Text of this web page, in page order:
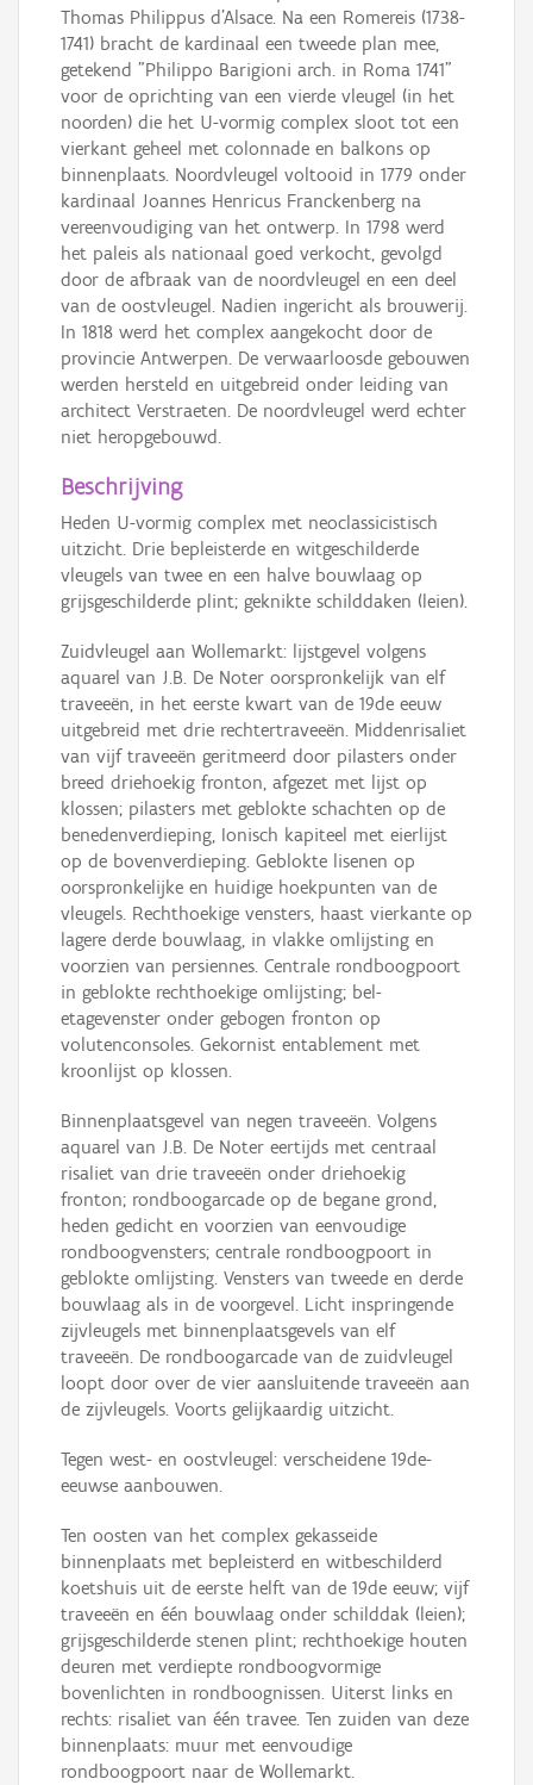
Thomas Philippus d'Alsace. Na een Romereis (1738-
1741) bracht de kardinaal een tweede plan mee,
getekend "Philippo Barigioni arch. in Roma 1741"
voor de oprichting van een vierde vleugel (in het
noorden) die het U-vormig complex sloot tot een
vierkant geheel met colonnade en balkons op
binnenplaats. Noordvleugel voltooid in 1779 onder
kardinaal Joannes Henricus Franckenberg na
vereenvoudiging van het ontwerp. In 1798 werd
het paleis als nationaal goed verkocht, gevolgd
door de afbraak van de noordvleugel en een deel
van de oostvleugel. Nadien ingericht als brouwerij.
In 1818 werd het complex aangekocht door de
provincie Antwerpen. De verwaarloosde gebouwen
werden hersteld en uitgebreid onder leiding van
architect Verstraeten. De noordvleugel werd echter
niet heropgebouwd.
Beschrijving
Heden U-vormig complex met neoclassicistisch
uitzicht. Drie bepleisterde en witgeschilderde
vleugels van twee en een halve bouwlaag op
grijsgeschilderde plint; geknikte schilddaken (leien).
Zuidvleugel aan Wollemarkt: lijstgevel volgens
aquarel van J.B. De Noter oorspronkelijk van elf
traveeën, in het eerste kwart van de 19de eeuw
uitgebreid met drie rechtertraveeën. Middenrisaliet
van vijf traveeën geritmeerd door pilasters onder
breed driehoekig fronton, afgezet met lijst op
klossen; pilasters met geblokte schachten op de
benedenverdieping, Ionisch kapiteel met eierlijst
op de bovenverdieping. Geblokte lisenen op
oorspronkelijke en huidige hoekpunten van de
vleugels. Rechthoekige vensters, haast vierkante op
lagere derde bouwlaag, in vlakke omlijsting en
voorzien van persiennes. Centrale rondboogpoort
in geblokte rechthoekige omlijsting; bel-
etagevenster onder gebogen fronton op
volutenconsoles. Gekornist entablement met
kroonlijst op klossen.
Binnenplaatsgevel van negen traveeën. Volgens
aquarel van J.B. De Noter eertijds met centraal
risaliet van drie traveeën onder driehoekig
fronton; rondboogarcade op de begane grond,
heden gedicht en voorzien van eenvoudige
rondboogvensters; centrale rondboogpoort in
geblokte omlijsting. Vensters van tweede en derde
bouwlaag als in de voorgevel. Licht inspringende
zijvleugels met binnenplaatsgevels van elf
traveeën. De rondboogarcade van de zuidvleugel
loopt door over de vier aansluitende traveeën aan
de zijvleugels. Voorts gelijkaardig uitzicht.
Tegen west- en oostvleugel: verscheidene 19de-
eeuwse aanbouwen.
Ten oosten van het complex gekasseide
binnenplaats met bepleisterd en witbeschilderd
koetshuis uit de eerste helft van de 19de eeuw; vijf
traveeën en één bouwlaag onder schilddak (leien);
grijsgeschilderde stenen plint; rechthoekige houten
deuren met verdiepte rondboogvormige
bovenlichten in rondboognissen. Uiterst links en
rechts: risaliet van één travee. Ten zuiden van deze
binnenplaats: muur met eenvoudige
rondboogpoort naar de Wollemarkt.